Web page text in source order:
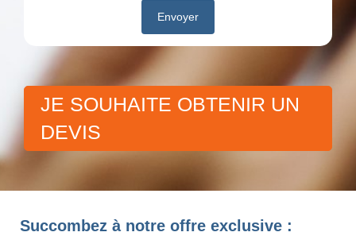
JE SOUHAITE OBTENIR UN
DEVIS
Succombez à notre offre exclusive :